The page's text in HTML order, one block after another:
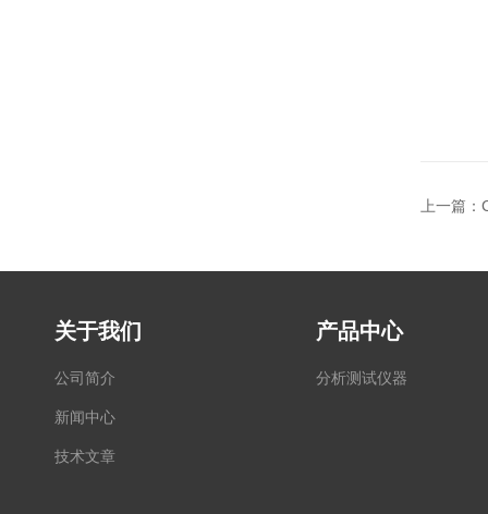
上一篇：
关于我们
公司简介
新闻中心
技术文章
产品中心
分析测试仪器